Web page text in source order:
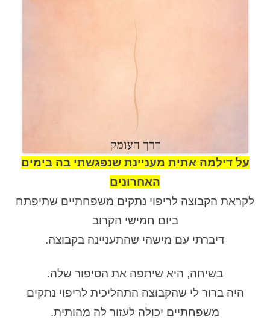
על דילמה אתית מעניינת שנפגשתי בה בימים
האחרונים
לקראת הקבוצה לריפוי נתקים משפחתיים שתיפתח
ביום חמישי הקרוב
דיברתי עם מישהי שהתעניינה בקבוצה.
בשיחה, היא שיתפה את הסיפור שלה.
היה ברור לי שהקבוצה התהליכית לריפוי נתקים
משפחתיים יכולה לעזור לה מהותית.